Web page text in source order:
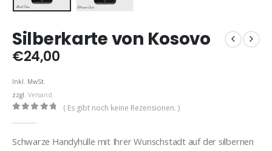
Silberkarte von Kosovo
€24,00
Inkl. MwSt.
zzgl. Versand
( Es gibt noch keine Rezensionen. )
Schwarze Handyhülle mit Ihrer Wunschstadt auf der silbernen